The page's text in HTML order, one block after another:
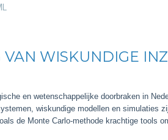
WISKUNDIGE
en wetenschappelijke doorbraken in
wiskundige modellen en simulaties
de Monte Carlo-methode krachtige tools